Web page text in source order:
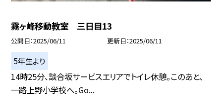
霧ヶ峰移動教室 三日目13
公開日 2025/06/11 更新日 2025/06/11
5年生より
14時25分、談合坂サービスエリアでトイレ休憩。このあと、
一路上野小学校へ。Go...